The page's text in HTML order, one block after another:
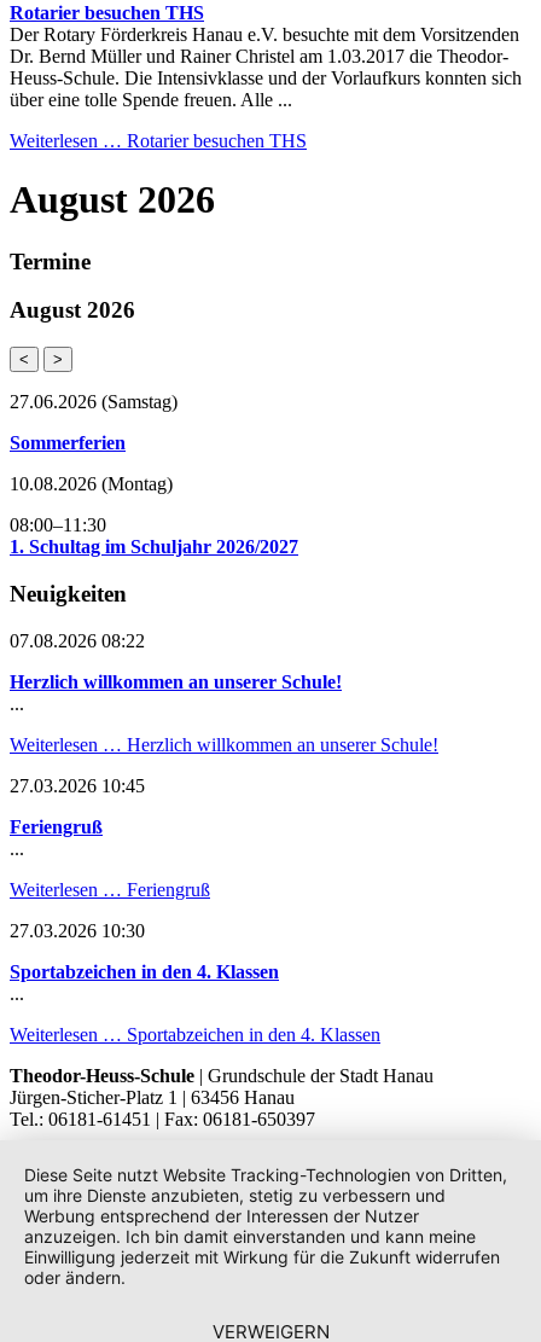
Rotarier besuchen THS
Der Rotary Förderkreis Hanau e.V. besuchte mit dem Vorsitzenden
Dr. Bernd Müller und Rainer Christel am 1.03.2017 die Theodor-
Heuss-Schule. Die Intensivklasse und der Vorlaufkurs konnten sich
über eine tolle Spende freuen. Alle ...
Weiterlesen … Rotarier besuchen THS
August 2026
Termine
August 2026
< >
27.06.2026 (Samstag)
Sommerferien
10.08.2026 (Montag)
08:00–11:30
1. Schultag im Schuljahr 2026/2027
Neuigkeiten
07.08.2026 08:22
Herzlich willkommen an unserer Schule!
...
Weiterlesen … Herzlich willkommen an unserer Schule!
27.03.2026 10:45
Feriengruß
...
Weiterlesen … Feriengruß
27.03.2026 10:30
Sportabzeichen in den 4. Klassen
...
Weiterlesen … Sportabzeichen in den 4. Klassen
Theodor-Heuss-Schule | Grundschule der Stadt Hanau
Jürgen-Sticher-Platz 1 | 63456 Hanau
Tel.: 06181-61451 | Fax: 06181-650397
Diese Seite nutzt Website Tracking-Technologien von Dritten,
um ihre Dienste anzubieten, stetig zu verbessern und
Werbung entsprechend der Interessen der Nutzer
anzuzeigen. Ich bin damit einverstanden und kann meine
Einwilligung jederzeit mit Wirkung für die Zukunft widerrufen
oder ändern.
VERWEIGERN